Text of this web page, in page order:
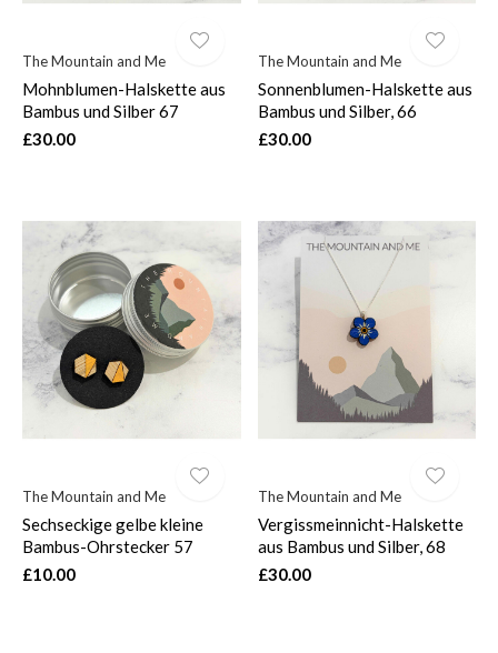
The Mountain and Me
Mohnblumen-Halskette aus
Bambus und Silber 67
£30.00
The Mountain and Me
Sonnenblumen-Halskette aus
Bambus und Silber, 66
£30.00
The Mountain and Me
Sechseckige gelbe kleine
Bambus-Ohrstecker 57
£10.00
The Mountain and Me
Vergissmeinnicht-Halskette
aus Bambus und Silber, 68
£30.00